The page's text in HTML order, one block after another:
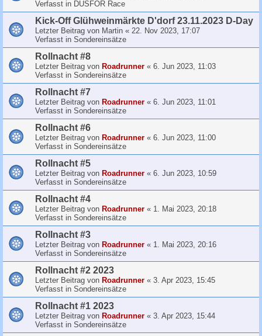
Verfasst in DUSFOR Race
Kick-Off Glühweinmärkte D'dorf 23.11.2023 D-Day
Letzter Beitrag von Martin « 22. Nov 2023, 17:07
Verfasst in Sondereinsätze
Rollnacht #8
Letzter Beitrag von Roadrunner « 6. Jun 2023, 11:03
Verfasst in Sondereinsätze
Rollnacht #7
Letzter Beitrag von Roadrunner « 6. Jun 2023, 11:01
Verfasst in Sondereinsätze
Rollnacht #6
Letzter Beitrag von Roadrunner « 6. Jun 2023, 11:00
Verfasst in Sondereinsätze
Rollnacht #5
Letzter Beitrag von Roadrunner « 6. Jun 2023, 10:59
Verfasst in Sondereinsätze
Rollnacht #4
Letzter Beitrag von Roadrunner « 1. Mai 2023, 20:18
Verfasst in Sondereinsätze
Rollnacht #3
Letzter Beitrag von Roadrunner « 1. Mai 2023, 20:16
Verfasst in Sondereinsätze
Rollnacht #2 2023
Letzter Beitrag von Roadrunner « 3. Apr 2023, 15:45
Verfasst in Sondereinsätze
Rollnacht #1 2023
Letzter Beitrag von Roadrunner « 3. Apr 2023, 15:44
Verfasst in Sondereinsätze